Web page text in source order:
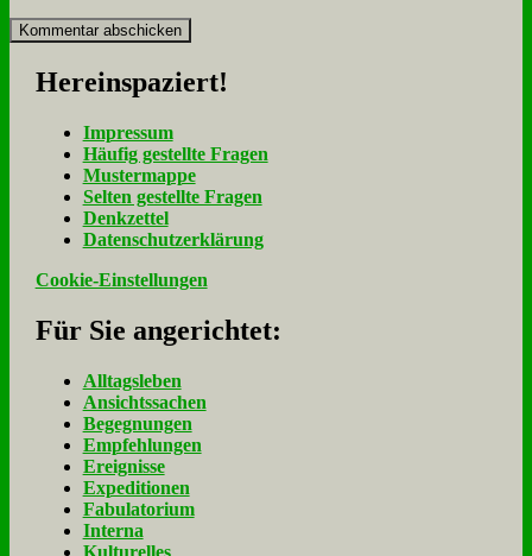
Her­ein­spa­ziert!
Im­pres­sum
Häu­fig ge­stell­te Fra­gen
Mu­ster­map­pe
Sel­ten ge­stell­te Fra­gen
Denk­zet­tel
Da­ten­schutz­er­klä­rung
Cookie-Einstellungen
Für Sie an­ge­rich­tet:
Alltagsleben
Ansichtssachen
Begegnungen
Empfehlungen
Ereignisse
Expeditionen
Fabulatorium
Interna
Kulturelles